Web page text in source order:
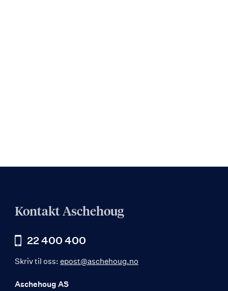
Kontakt Aschehoug
22 400 400
Skriv til oss: epost@aschehoug.no
Aschehoug AS